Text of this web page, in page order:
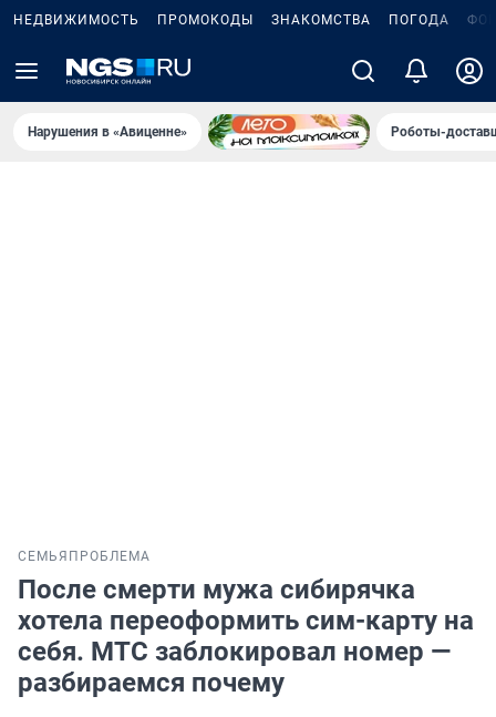
НЕДВИЖИМОСТЬ ПРОМОКОДЫ ЗНАКОМСТВА ПОГОДА
Нарушения в «Авиценне» Роботы-
СЕМЬЯ ПРОБЛЕМА
После смерти мужа сибирячка
хотела переоформить сим-карту на
себя. МТС заблокировал номер —
разбираемся почему